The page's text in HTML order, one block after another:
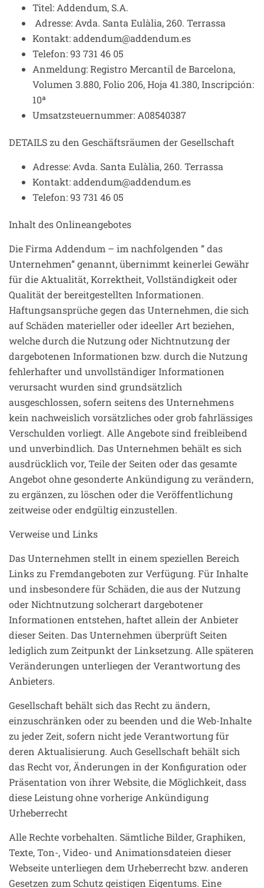
Titel: Addendum, S.A.
Adresse: Avda. Santa Eulàlia, 260. Terrassa
Kontakt: addendum@addendum.es
Telefon: 93 731 46 05
Anmeldung: Registro Mercantil de Barcelona,
Volumen 3.880, Folio 206, Hoja 41.380, Inscripción:
10ª
Umsatzsteuernummer: A08540387
DETAILS zu den Geschäftsräumen der Gesellschaft
Adresse: Avda. Santa Eulàlia, 260. Terrassa
Kontakt: addendum@addendum.es
Telefon: 93 731 46 05
Inhalt des Onlineangebotes
Die Firma Addendum – im nachfolgenden ” das
Unternehmen” genannt, übernimmt keinerlei Gewähr
für die Aktualität, Korrektheit, Vollständigkeit oder
Qualität der bereitgestellten Informationen.
Haftungsansprüche gegen das Unternehmen, die sich
auf Schäden materieller oder ideeller Art beziehen,
welche durch die Nutzung oder Nichtnutzung der
dargebotenen Informationen bzw. durch die Nutzung
fehlerhafter und unvollständiger Informationen
verursacht wurden sind grundsätzlich
ausgeschlossen, sofern seitens des Unternehmens
kein nachweislich vorsätzliches oder grob fahrlässiges
Verschulden vorliegt. Alle Angebote sind freibleibend
und unverbindlich. Das Unternehmen behält es sich
ausdrücklich vor, Teile der Seiten oder das gesamte
Angebot ohne gesonderte Ankündigung zu verändern,
zu ergänzen, zu löschen oder die Veröffentlichung
zeitweise oder endgültig einzustellen.
Verweise und Links
Das Unternehmen stellt in einem speziellen Bereich
Links zu Fremdangeboten zur Verfügung. Für Inhalte
und insbesondere für Schäden, die aus der Nutzung
oder Nichtnutzung solcherart dargebotener
Informationen entstehen, haftet allein der Anbieter
dieser Seiten. Das Unternehmen überprüft Seiten
lediglich zum Zeitpunkt der Linksetzung. Alle späteren
Veränderungen unterliegen der Verantwortung des
Anbieters.
Gesellschaft behält sich das Recht zu ändern,
einzuschränken oder zu beenden und die Web-Inhalte
zu jeder Zeit, sofern nicht jede Verantwortung für
deren Aktualisierung. Auch Gesellschaft behält sich
das Recht vor, Änderungen in der Konfiguration oder
Präsentation von ihrer Website, die Möglichkeit, dass
diese Leistung ohne vorherige Ankündigung
Urheberrecht
Alle Rechte vorbehalten. Sämtliche Bilder, Graphiken,
Texte, Ton-, Video- und Animationsdateien dieser
Webseite unterliegen dem Urheberrecht bzw. anderen
Gesetzen zum Schutz geistigen Eigentums. Eine